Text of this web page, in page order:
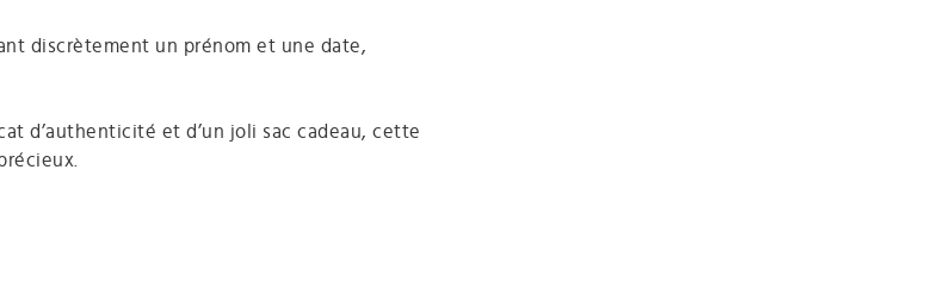
discrètement un prénom et une date,
d’authenticité et d’un joli sac cadeau, cette